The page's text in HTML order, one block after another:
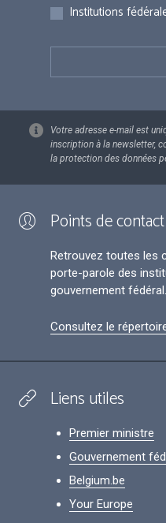
Institutions
Votre adresse e-mail est
inscription à la newsletter,
la protection des données
Points de contact
Retrouvez toutes les
porte-parole des
gouvernement fédéral.
Consultez le
Liens utiles
Premier ministre
Gouvernement
Belgium.be
Your Europe